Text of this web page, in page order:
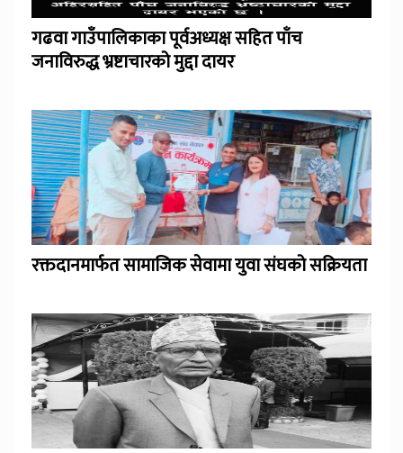
गढवा गाउँपालिकाका पूर्वअध्यक्ष सहित पाँच
जनाविरुद्ध भ्रष्टाचारको मुद्दा दायर
रक्तदानमार्फत सामाजिक सेवामा युवा संघको सक्रियता